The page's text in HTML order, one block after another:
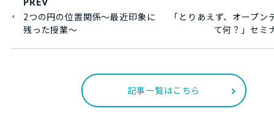
PREV
2つの円の位置関係～最近印象に
残った授業～
「とりあえず、オープン
て何？」セミ
記事一覧はこちら